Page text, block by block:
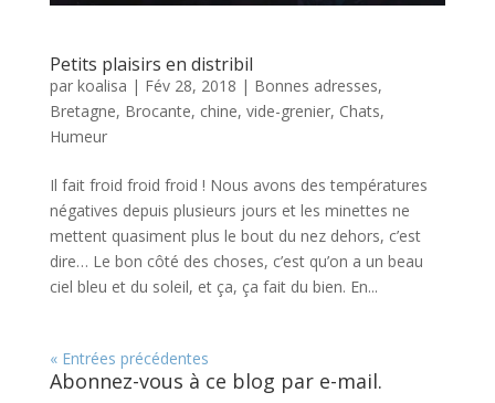
Petits plaisirs en distribil
par koalisa | Fév 28, 2018 | Bonnes adresses,
Bretagne, Brocante, chine, vide-grenier, Chats,
Humeur
Il fait froid froid froid ! Nous avons des températures
négatives depuis plusieurs jours et les minettes ne
mettent quasiment plus le bout du nez dehors, c’est
dire… Le bon côté des choses, c’est qu’on a un beau
ciel bleu et du soleil, et ça, ça fait du bien. En...
« Entrées précédentes
Abonnez-vous à ce blog par e-mail.